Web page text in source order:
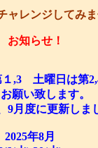
ャレンジしてみ
お知らせ！
,3 土曜日は第
しくお願い
9月度に更新しま
2025年8月